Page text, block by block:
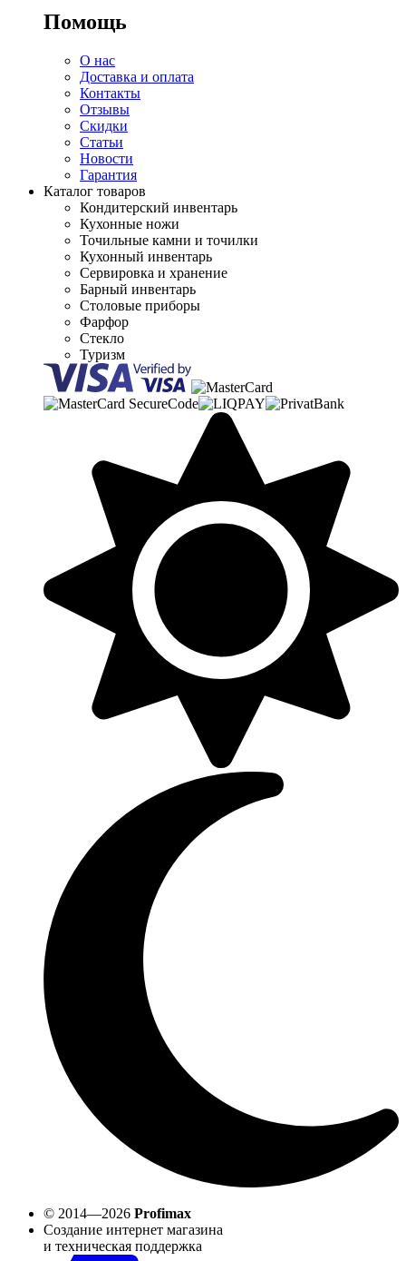
Помощь
О нас
Доставка и оплата
Контакты
Отзывы
Скидки
Статьи
Новости
Гарантия
Каталог товаров
Кондитерский инвентарь
Кухонные ножи
Точильные камни и точилки
Кухонный инвентарь
Сервировка и хранение
Барный инвентарь
Столовые приборы
Фарфор
Стекло
Туризм
© 2014—2026 Profimax
Создание интернет магазина
и техническая поддержка